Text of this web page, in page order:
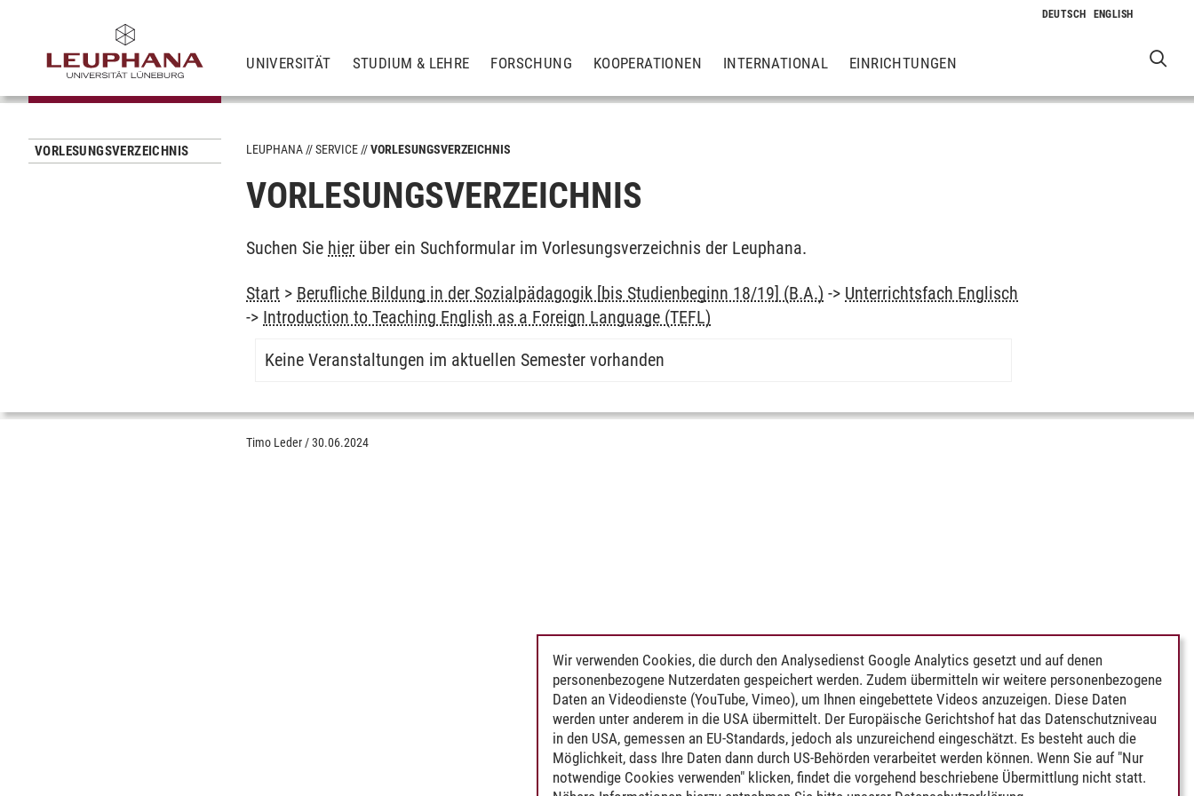
UNIVERSITÄT STUDIUM & LEHRE FORSCHUNG KOOPERATIONEN INTERNATIONAL EINRICHTUNGEN
VORLESUNGSVERZEICHNIS LEUPHANA SERVICE VORLESUNGSVERZEICHNIS
VORLESUNGSVERZEICHNIS
Suchen Sie hier über ein Suchformular im Vorlesungsverzeichnis der Leuphana.
Start > Berufliche Bildung in der Sozialpädagogik [bis Studienbeginn 18/19] (B.A.) -> Unterrichtsfach Englisch
-> Introduction to Teaching English as a Foreign Language (TEFL)
Keine Veranstaltungen im aktuellen Semester vorhanden
Timo Leder /30.06.2024
Wir verwenden Cookies, die durch den Analysedienst Google Analytics gesetzt und auf denen
personenbezogene Nutzerdaten gespeichert werden. Zudem übermitteln wir weitere personenbezogene
Daten an Videodienste (YouTube, Vimeo), um Ihnen eingebettete Videos anzuzeigen. Diese Daten
werden unter anderem in die USA übermittelt. Der Europäische Gerichtshof hat das Datenschutzniveau
in den USA, gemessen an EU-Standards, jedoch als unzureichend eingeschätzt. Es besteht auch die
Möglichkeit, dass Ihre Daten dann durch US-Behörden verarbeitet werden können. Wenn Sie auf "Nur
notwendige Cookies verwenden" klicken, findet die vorgehend beschriebene Übermittlung nicht statt.